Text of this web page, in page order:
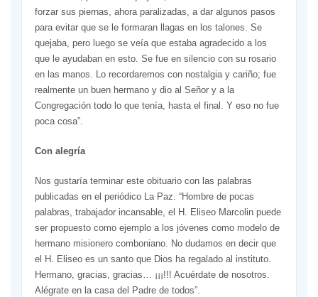
forzar sus piernas, ahora paralizadas, a dar algunos pasos
para evitar que se le formaran llagas en los talones. Se
quejaba, pero luego se veía que estaba agradecido a los
que le ayudaban en esto. Se fue en silencio con su rosario
en las manos. Lo recordaremos con nostalgia y cariño; fue
realmente un buen hermano y dio al Señor y a la
Congregación todo lo que tenía, hasta el final. Y eso no fue
poca cosa”.
Con alegría
Nos gustaría terminar este obituario con las palabras
publicadas en el periódico La Paz. “Hombre de pocas
palabras, trabajador incansable, el H. Eliseo Marcolin puede
ser propuesto como ejemplo a los jóvenes como modelo de
hermano misionero comboniano. No dudamos en decir que
el H. Eliseo es un santo que Dios ha regalado al instituto.
Hermano, gracias, gracias… ¡¡¡!!! Acuérdate de nosotros.
Alégrate en la casa del Padre de todos”.